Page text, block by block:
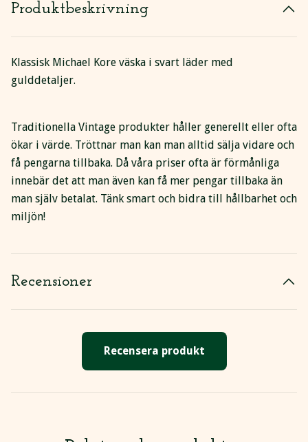
Produktbeskrivning
Klassisk Michael Kore väska i svart läder med
gulddetaljer.
Traditionella Vintage produkter håller generellt eller ofta
ökar i värde. Tröttnar man kan man alltid sälja vidare och
få pengarna tillbaka. Då våra priser ofta är förmånliga
innebär det att man även kan få mer pengar tillbaka än
man själv betalat. Tänk smart och bidra till hållbarhet och
miljön!
Recensioner
Recensera produkt